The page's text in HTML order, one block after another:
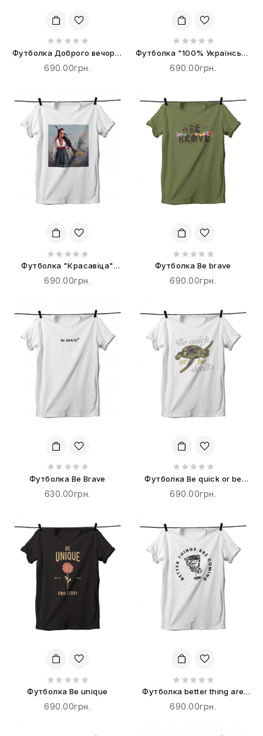
Футболка Доброго вечора,
ми з України
690.00грн.
Футболка "100% Українська
Бавовна"
690.00грн.
Футболка "Красавіца"
терпіти не буде!
690.00грн.
Футболка Be brave
690.00грн.
Футболка Be Brave
630.00грн.
Футболка Be quick or be
dead
690.00грн.
Футболка Be unique
690.00грн.
Футболка better thing are
coming
690.00грн.